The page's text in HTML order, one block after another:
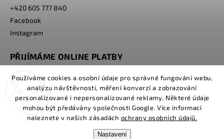
Používáme cookies a osobní údaje pro správné fungování webu,
analýzu návštěvnosti, měření konverzí a zobrazování
personalizované i nepersonalizované reklamy. Některé údaje
mohou být předávány společnosti Google. Více informací
naleznete v našich zásadách ochrany osobních údajů.
Nastavení
+420 605 777 840
Facebook
Instagram
PŘIJÍMÁME ONLINE PLATBY